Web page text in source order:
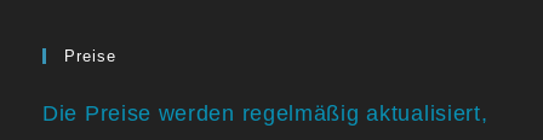
Preise
Die Preise werden regelmäßig aktualisiert,